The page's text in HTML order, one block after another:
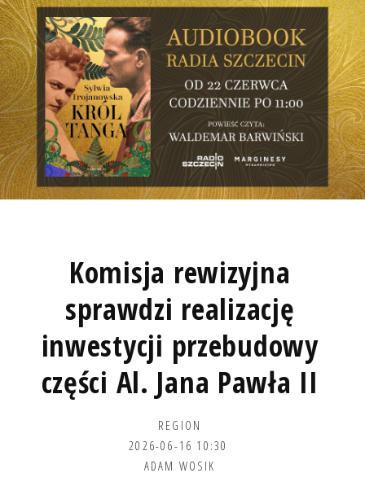
Komisja rewizyjna
sprawdzi realizację
inwestycji przebudowy
części Al. Jana Pawła II
REGION
2026-06-16 10:30
ADAM WOSIK